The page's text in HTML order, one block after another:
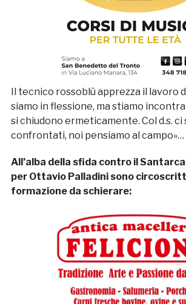
Il tecnico rossoblù apprezza il lavoro
siamo in flessione, ma stiamo
si chiudono ermeticamente. Col d.s. ci
confrontati, noi pensiamo al campo»…
All’alba della sfida contro il
per Ottavio Palladini sono
formazione da schierare: